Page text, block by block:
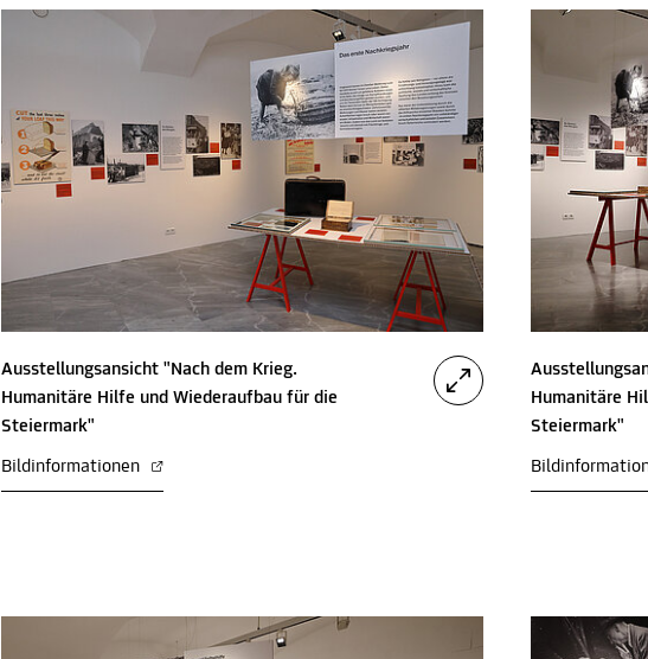
Ausstellungsansicht "Nach dem Krieg.
Humanitäre Hilfe und Wiederaufbau für die
Steiermark"
Bildinformationen
Humanitäre
Steiermark"